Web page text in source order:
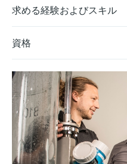
求める経験およびスキル
資格